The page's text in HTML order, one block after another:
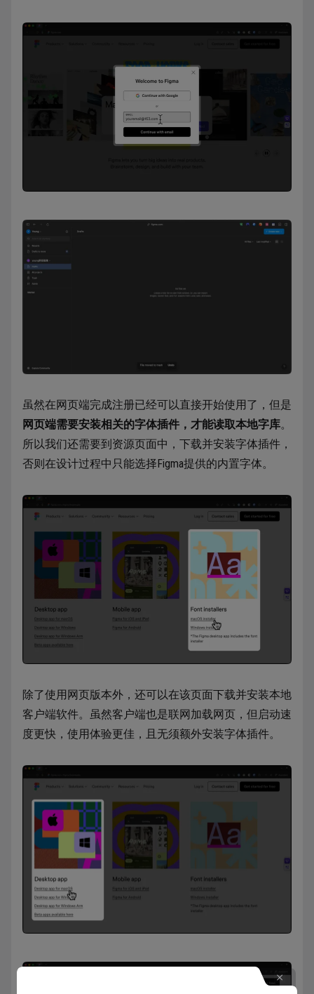
虽然在网页端完成注册已经可以直接开始使用了，但是
网页端需要安装相关的字体插件，才能读取本地字库。
所以我们还需要到资源页面中，下载并安装字体插件，
否则在设计过程中只能选择Figma提供的内置字体。
除了使用网页版本外，还可以在该页面下载并安装本地
客户端软件。虽然客户端也是联网加载网页，但启动速
度更快，使用体验更佳，且无须额外安装字体插件。